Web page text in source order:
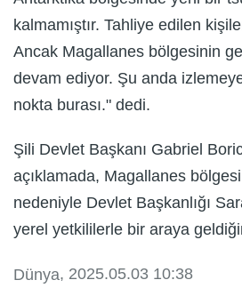
kalmamıştır. Tahliye edilen
Ancak Magallanes bölgesinin
devam ediyor. Şu anda
nokta burası." dedi.
Şili Devlet Başkanı Gabriel
açıklamada, Magallanes
nedeniyle Devlet Başkanlığı
yerel yetkililerle bir araya
Dünya, 2025.05.03 10:38